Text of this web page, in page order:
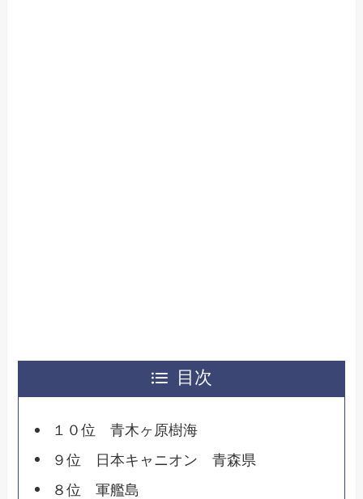
目次
１０位 青木ヶ原樹海
９位 日本キャニオン 青森県
８位 軍艦島